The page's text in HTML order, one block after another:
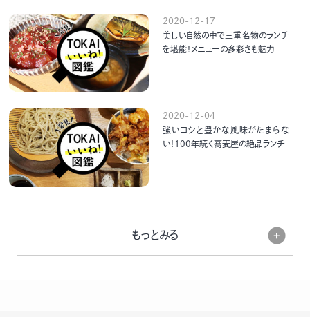
2020-12-17
美しい自然の中で三重名物のランチ
を堪能！メニューの多彩さも魅力
2020-12-04
強いコシと豊かな風味がたまらな
い！100年続く蕎麦屋の絶品ランチ
もっとみる